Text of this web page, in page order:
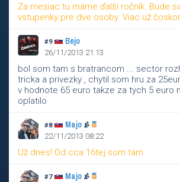
Za mesiac tu máme ďalší ročník. Bude
vstupenky pre dve osoby. Viac už
#9 Bejo
26/11/2013 21:13
bol som tam s bratrancom ... sector
tricka a privezky , chytil som hru za
v hodnote 65 euro takze za tych 5 euro
oplatilo
#8 Majo
22/11/2013 08:22
Už dnes! Od cca 16tej som tam.
#7 Majo